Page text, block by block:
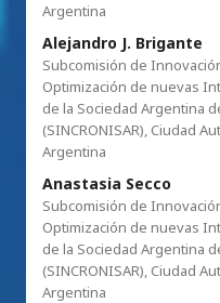
Argentina
Alejandro J. Brigante
Subcomisión de
Optimización de nuevas
de la Sociedad Argentina
(SINCRONISAR), Ciudad
Argentina
Anastasia Secco
Subcomisión de
Optimización de nuevas
de la Sociedad Argentina
(SINCRONISAR), Ciudad
Argentina